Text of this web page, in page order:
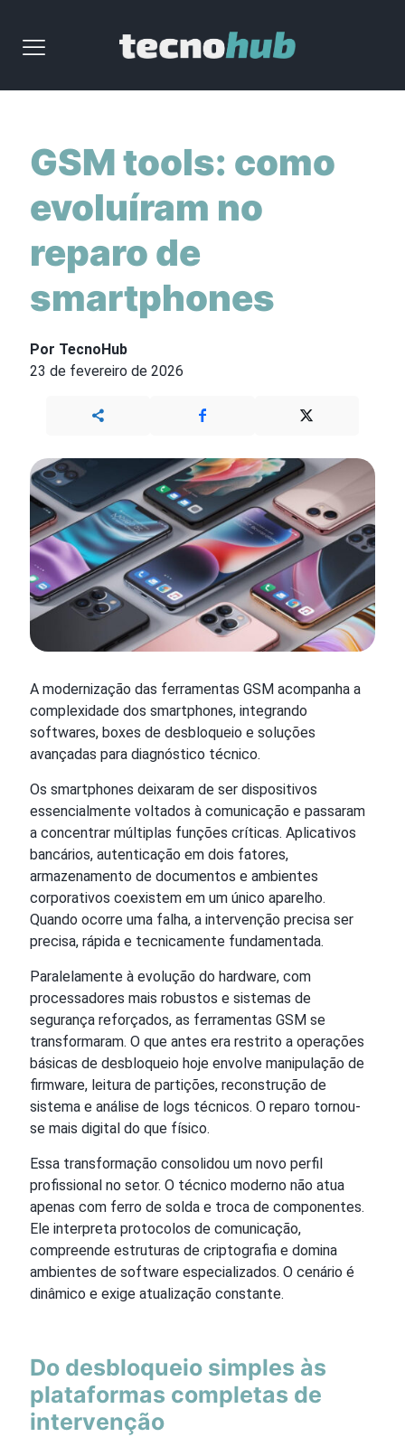
GSM tools: como
evoluíram no
reparo de
smartphones
Por TecnoHub
23 de fevereiro de 2026
A modernização das ferramentas GSM acompanha a
complexidade dos smartphones, integrando
softwares, boxes de desbloqueio e soluções
avançadas para diagnóstico técnico.
Os smartphones deixaram de ser dispositivos
essencialmente voltados à comunicação e passaram
a concentrar múltiplas funções críticas. Aplicativos
bancários, autenticação em dois fatores,
armazenamento de documentos e ambientes
corporativos coexistem em um único aparelho.
Quando ocorre uma falha, a intervenção precisa ser
precisa, rápida e tecnicamente fundamentada.
Paralelamente à evolução do hardware, com
processadores mais robustos e sistemas de
segurança reforçados, as ferramentas GSM se
transformaram. O que antes era restrito a operações
básicas de desbloqueio hoje envolve manipulação de
firmware, leitura de partições, reconstrução de
sistema e análise de logs técnicos. O reparo tornou-
se mais digital do que físico.
Essa transformação consolidou um novo perfil
profissional no setor. O técnico moderno não atua
apenas com ferro de solda e troca de componentes.
Ele interpreta protocolos de comunicação,
compreende estruturas de criptografia e domina
ambientes de software especializados. O cenário é
dinâmico e exige atualização constante.
Do desbloqueio simples às
plataformas completas de
intervenção